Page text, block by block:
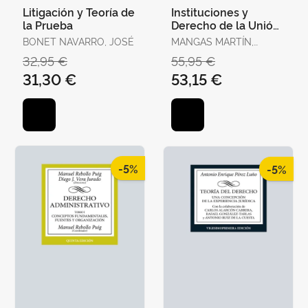
Litigación y Teoría de
la Prueba
BONET NAVARRO, JOSÉ
32,95 €
31,30 €
Instituciones y
Derecho de la Unión
Europea
MANGAS MARTÍN,
NOGUERAS, DIEGO J.
55,95 €
53,15 €
-5% -5%